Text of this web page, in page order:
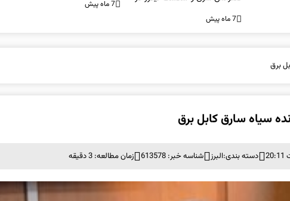
غیاب جیمز
7 ماه پیش
7 ماه پیش
دسته بندی:البرز شناسه خبر: 613578 زمان مطالعه: 3 دقیقه